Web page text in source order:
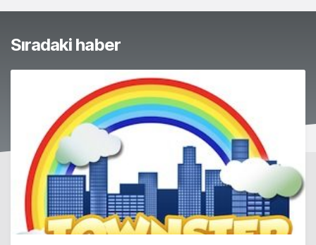
Sıradaki haber